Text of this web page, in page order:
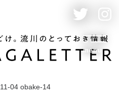
menu
11-04 obake-14